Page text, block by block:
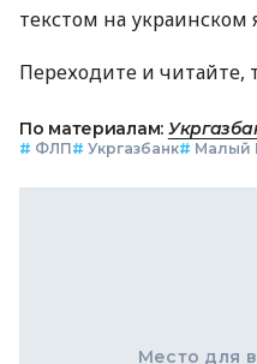
текстом на украинском
Переходите и читайте,
По материалам:
# ФЛП# Укргазбанк# Малый
Место для